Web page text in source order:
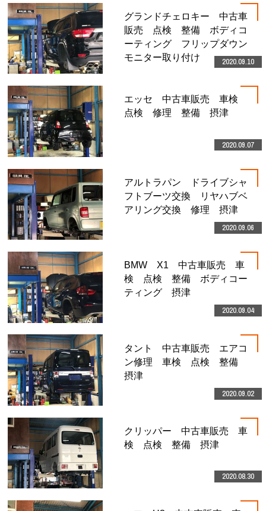
グランドチェロキー 中古車
販売 点検 整備 ボディコ
ーティング フリップダウン
モニター取り付け
2020.09.10
エッセ 中古車販売 車検
点検 修理 整備 摂津
2020.09.07
アルトラパン ドライブシャ
フトブーツ交換 リヤハブベ
アリング交換 修理 摂津
2020.09.06
BMW X1 中古車販売 車
検 点検 整備 ボディコー
ティング 摂津
2020.09.04
タント 中古車販売 エアコ
ン修理 車検 点検 整備
摂津
2020.09.02
クリッパー 中古車販売 車
検 点検 整備 摂津
2020.08.30